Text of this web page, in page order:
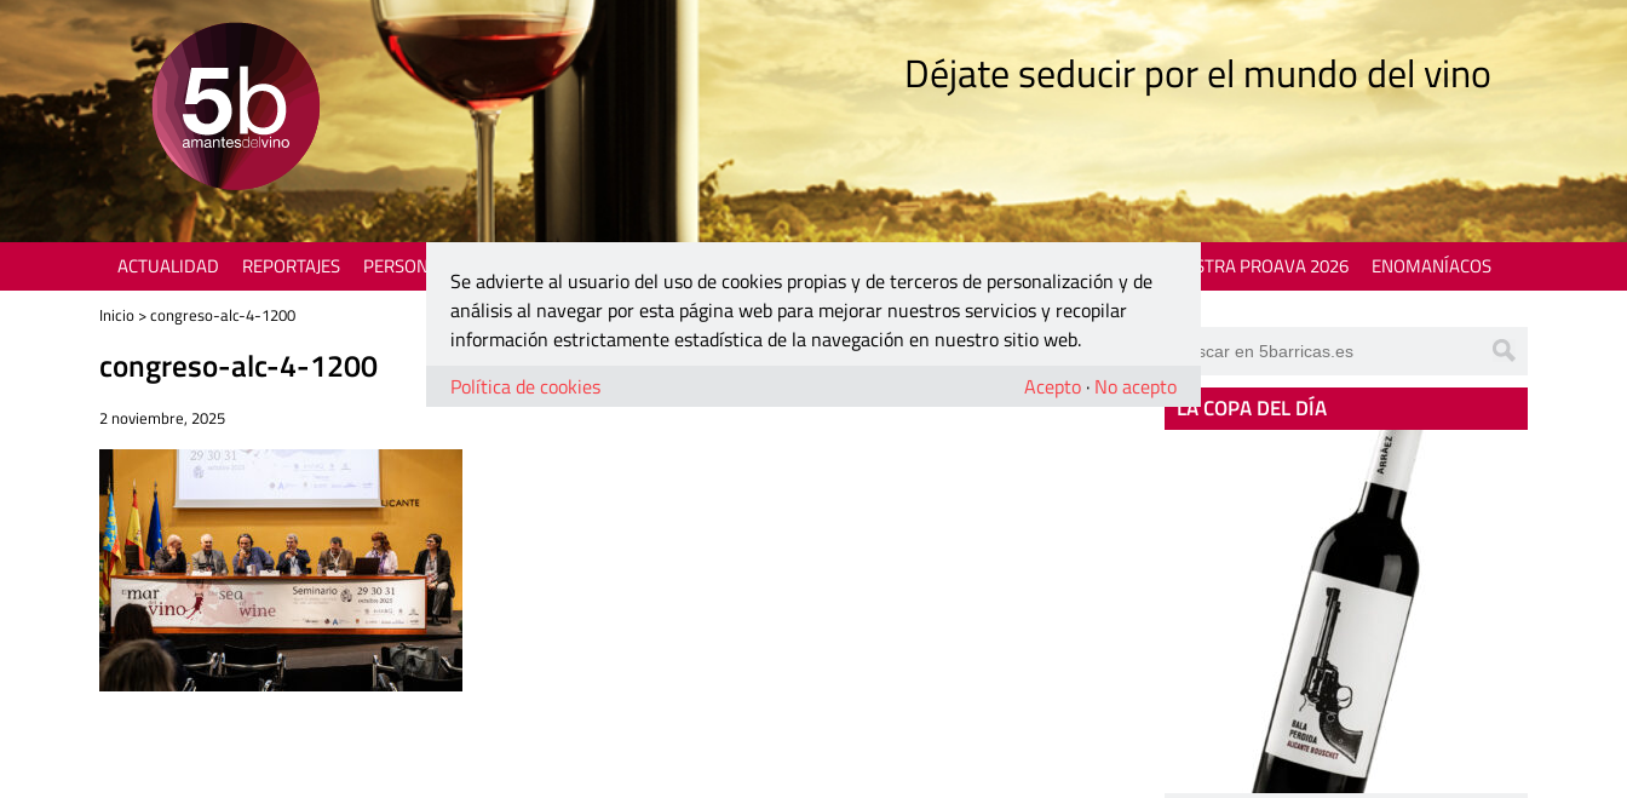
Déjate seducir por el mundo del vino
ACTUALIDAD REPORTAJES PERSONAJES MOSTRA PROAVA 2026 ENOMANÍACOS
Inicio > congreso-alc-4-1200
congreso-alc-4-1200
2 noviembre, 2025 LA COPA DEL DÍA
Se advierte al usuario del uso de cookies propias y de terceros de personalización y de
análisis al navegar por esta página web para mejorar nuestros servicios y recopilar
información estrictamente estadística de la navegación en nuestro sitio web.
Política de cookies
Acepto · No acepto